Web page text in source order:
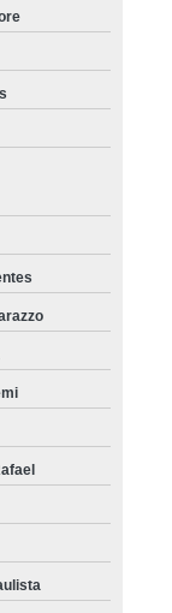
Alto da Lapa
Franco
Itapevi
Mirim
Jockey Clube